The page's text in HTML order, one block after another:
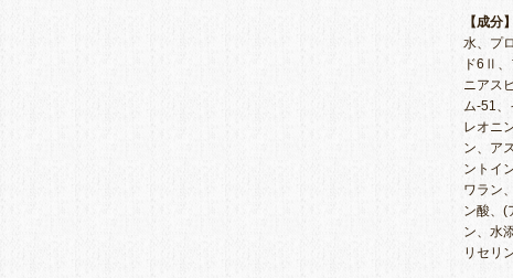
【成分】
水、プ
ド6Ⅱ、
ニアス
ム-51、
レオニ
ン、ア
ントイ
ワラン
ン酸、(
ン、水
リセリ